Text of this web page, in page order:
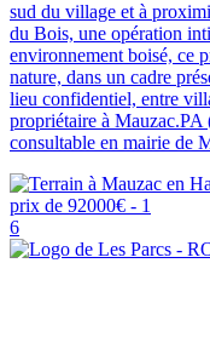
sud du village et à
du Bois, une opération
environnement boisé, ce
nature, dans un cadre
lieu confidentiel, entre
propriétaire à
consultable en mairie de
6